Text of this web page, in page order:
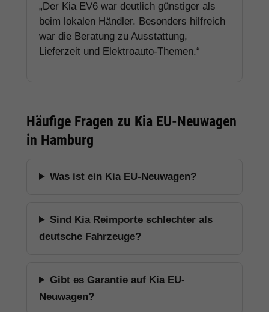
„Der Kia EV6 war deutlich günstiger als
beim lokalen Händler. Besonders hilfreich
war die Beratung zu Ausstattung,
Lieferzeit und Elektroauto-Themen.“
Häufige Fragen zu Kia EU-Neuwagen
in Hamburg
Was ist ein Kia EU-Neuwagen?
Sind Kia Reimporte schlechter als
deutsche Fahrzeuge?
Gibt es Garantie auf Kia EU-
Neuwagen?